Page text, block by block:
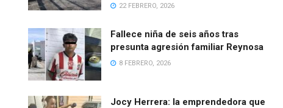
22 FEBRERO, 2026
Fallece niña de seis años tras
presunta agresión familiar Reynosa
8 FEBRERO, 2026
Jocy Herrera: la emprendedora que